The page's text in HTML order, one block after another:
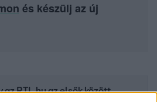
és készülj az új
RTL.hu az elsők között